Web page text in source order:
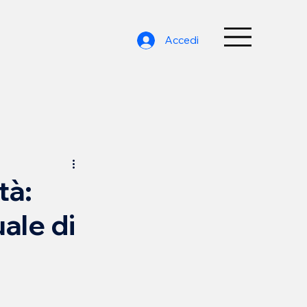
Accedi
di